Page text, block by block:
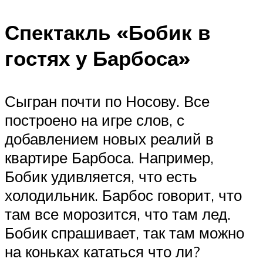
Спектакль «Бобик в
гостях у Барбоса»
Сыгран почти по Носову. Все
построено на игре слов, с
добавлением новых реалий в
квартире Барбоса. Например,
Бобик удивляется, что есть
холодильник. Барбос говорит, что
там все морозится, что там лед.
Бобик спрашивает, так там можно
на коньках кататься что ли?